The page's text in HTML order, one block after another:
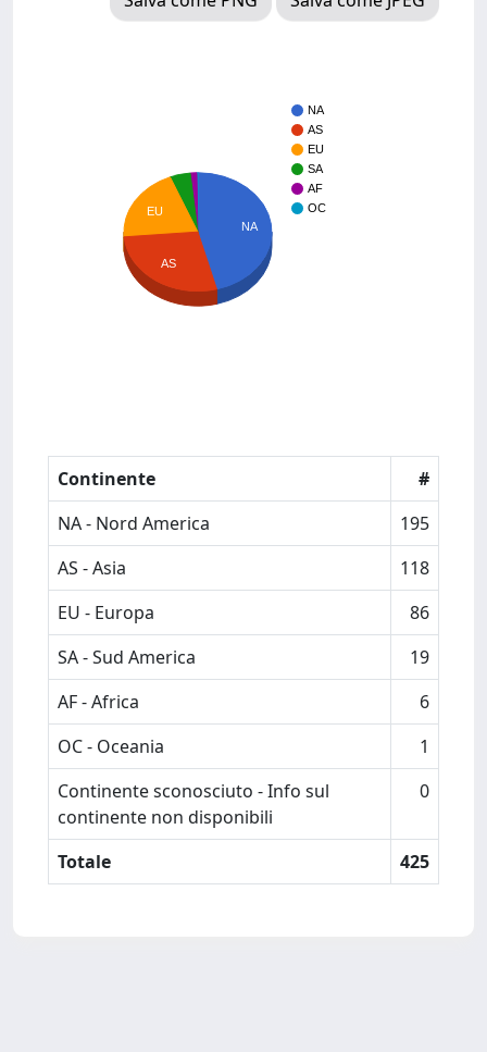
NA
AS
EU
SA
AF
OC
NA
EU
AS
Continente
#
NA - Nord America
195
AS - Asia
118
EU - Europa
86
SA - Sud America
19
AF - Africa
6
OC - Oceania
1
Continente sconosciuto - Info sul
continente non disponibili
0
Totale 425